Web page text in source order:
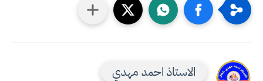
الاستاذ احمد مهدي